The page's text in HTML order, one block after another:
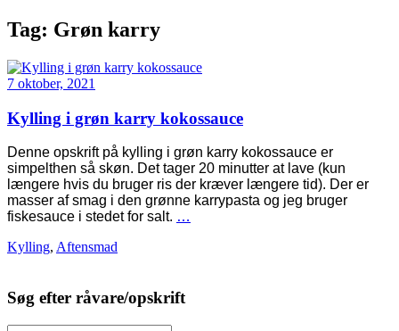
Tag: Grøn karry
7 oktober, 2021
Kylling i grøn karry kokossauce
Denne opskrift på kylling i grøn karry kokossauce er
simpelthen så skøn. Det tager 20 minutter at lave (kun
længere hvis du bruger ris der kræver længere tid). Der er
masser af smag i den grønne karrypasta og jeg bruger
fiskesauce i stedet for salt. …
Kylling, Aftensmad
Søg efter råvare/opskrift